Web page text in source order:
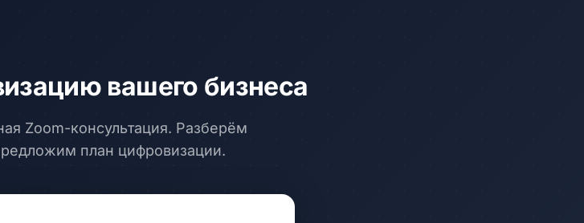
вашего бизнеса
Zoom-консультация. Разберём
план цифровизации.